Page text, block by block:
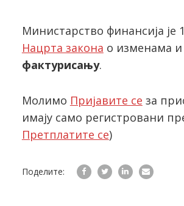
Министарство финансија је
Нацрта закона о изменама
фактурисању.
Молимо Пријавите се за
имају само регистровани
Претплатите се)
Поделите: